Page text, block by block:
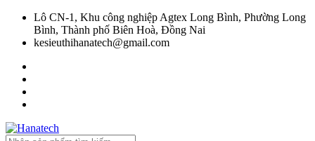
Lô CN-1, Khu công nghiệp Agtex Long Bình, Phường Long
Bình, Thành phố Biên Hoà, Đồng Nai
kesieuthihanatech@gmail.com